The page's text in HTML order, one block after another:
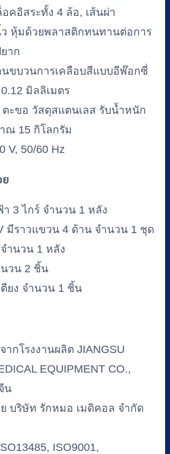
คอิสระทั้ง 4 ล้อ, เส้นผ่า
หุ้มด้วยพลาสติกทนทานต่อการ
าก
ขบวนการเคลือบสีแบบอีพ๊อกซี่
มิลลิเมตร
ตะขอ วัสดุสแตนเลส รับน้ำหนัก
ณ 15 กิโลกรัม
V, 50/60 Hz
ย
า 3 ไกร์ จำนวน 1 หลัง
มีราวแขวน 4 ด้าน จำนวน 1 ชุด
ำนวน 1 หลัง
นวน 2 ชิ้น
ยง จำนวน 1 ชิ้น
กโรงงานผลิต JIANGSU
EQUIPMENT CO.,
น
บริษัท รักหมอ เมดิคอล จำกัด
ISO9001,